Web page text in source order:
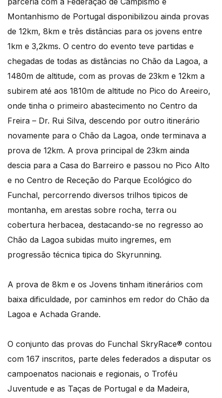
Montanhismo de Portugal disponibilizou ainda provas
de 12km, 8km e três distâncias para os jovens entre
1km e 3,2kms. O centro do evento teve partidas e
chegadas de todas as distâncias no Chão da Lagoa, a
1480m de altitude, com as provas de 23km e 12km a
subirem até aos 1810m de altitude no Pico do Areeiro,
onde tinha o primeiro abastecimento no Centro da
Freira – Dr. Rui Silva, descendo por outro itinerário
novamente para o Chão da Lagoa, onde terminava a
prova de 12km. A prova principal de 23km ainda
descia para a Casa do Barreiro e passou no Pico Alto
e no Centro de Receção do Parque Ecológico do
Funchal, percorrendo diversos trilhos tipicos de
montanha, em arestas sobre rocha, terra ou
cobertura herbacea, destacando-se no regresso ao
Chão da Lagoa subidas muito ingremes, em
progressão técnica tipica do Skyrunning.
A prova de 8km e os Jovens tinham itinerários com
baixa dificuldade, por caminhos em redor do Chão da
Lagoa e Achada Grande.
O conjunto das provas do Funchal SkryRace® contou
com 167 inscritos, parte deles federados a disputar os
campoenatos nacionais e regionais, o Troféu
Juventude e as Taças de Portugal e da Madeira,